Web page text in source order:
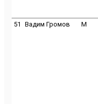
51 Вадим Громов M